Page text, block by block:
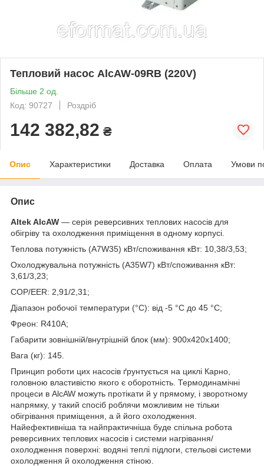
Тепловий насос AlcAW-09RB (220V)
Більше 2 од.
Код: 90727
Роздріб
142 382,82 ₴
Опис Характеристики Доставка Оплата Умови
Опис
Altek AlcAW — серія реверсивних теплових насосів для
обігріву та охолодження приміщення в одному корпусі.
Теплова потужність (A7W35) кВт/споживання кВт: 10,38/3,53;
Охолоджувальна потужність (A35W7) кВт/споживання кВт:
3,61/3,23;
COP/EER: 2,91/2,31;
Діапазон робочої температури (°C): від -5 °C до 45 °C;
Фреон: R410A;
Габарити зовнішній/внутрішній блок (мм): 900х420х1400;
Вага (кг): 145.
Принцип роботи цих насосів ґрунтується на циклі Карно,
головною властивістю якого є оборотність. Термодинамічні
процеси в AlcAW можуть протікати й у прямому, і зворотному
напрямку, у такий спосіб роблячи можливим не тільки
обігрівання приміщення, а й його охолодження.
Найефективніша та найпрактичніша буде спільна робота
реверсивних теплових насосів і системи нагрівання/
охолодження поверхні: водяні теплі підлоги, стельові системи
охолодження й охолодження стіною.